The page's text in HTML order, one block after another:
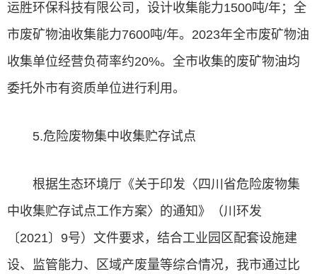
运胜环保科技有限公司，设计收集能力1500吨/年；全
市废矿物油收集能力7600吨/年。2023年全市废矿物油
收集单位经营负荷率约20%。全市收集的废矿物油均
委托外市有资质单位进行利用。
5.危险废物集中收集贮存试点
根据生态环境厅《关于印发〈四川省危险废物集
中收集贮存试点工作方案〉的通知》（川环发
〔2021〕9号）文件要求，结合工业园区配套设施建
设、监管能力、区域产废量等综合情况，我市通过比